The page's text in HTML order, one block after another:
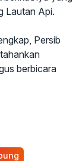
Lautan Api.
Persib
berbicara